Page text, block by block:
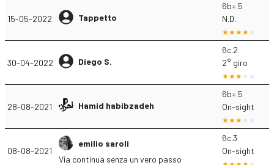
15-05-2022 Tappetto
6b+.5
N.D.
30-04-2022 Diego S.
6c.2
2° giro
28-08-2021 Hamid habibzadeh
6b+.5
On-sight
08-08-2021
emilio saroli
Via continua senza un vero passo
6c.3
On-sight